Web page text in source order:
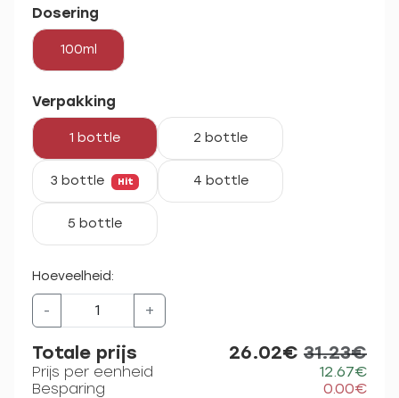
Dosering
100ml
Verpakking
1 bottle 2 bottle
3 bottle Hit 4 bottle
5 bottle
Hoeveelheid:
- +
Totale prijs 26.02€ 31.23€
Prijs per eenheid
12.67€
Besparing
0.00€